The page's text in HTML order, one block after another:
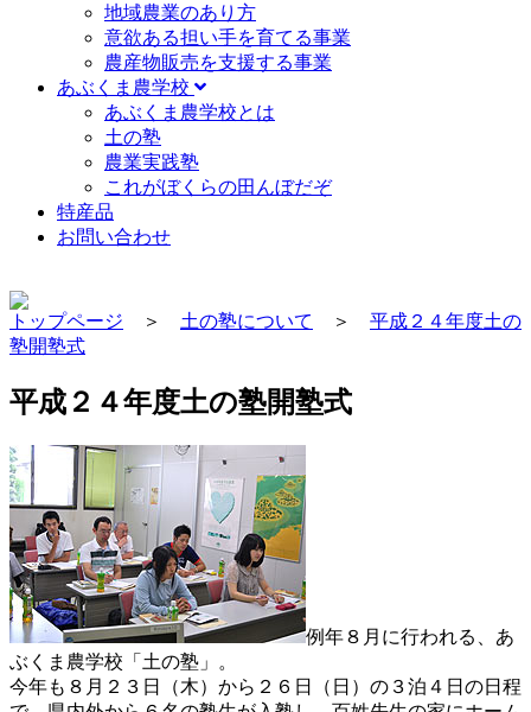
地域農業のあり方
意欲ある担い手を育てる事業
農産物販売を支援する事業
あぶくま農学校
あぶくま農学校とは
土の塾
農業実践塾
これがぼくらの田んぼだぞ
特産品
お問い合わせ
トップページ ＞ 土の塾について ＞ 平成２４年度土の
塾開塾式
平成２４年度土の塾開塾式
例年８月に行われる、あ
ぶくま農学校「土の塾」。
今年も８月２３日（木）から２６日（日）の３泊４日の日程